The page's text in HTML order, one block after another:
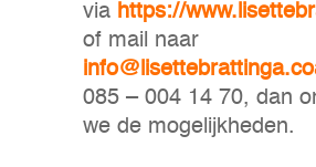
via https://
of mail naar
085 – 004 14 70, dan
we de mogelijkheden.